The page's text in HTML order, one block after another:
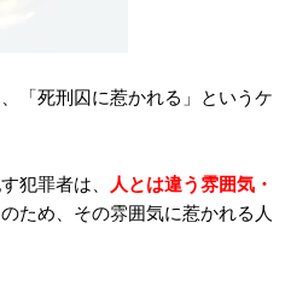
「死刑囚に惹かれる」というケ
犯罪者は、
人とは違う雰囲気・
ため、その雰囲気に惹かれる人